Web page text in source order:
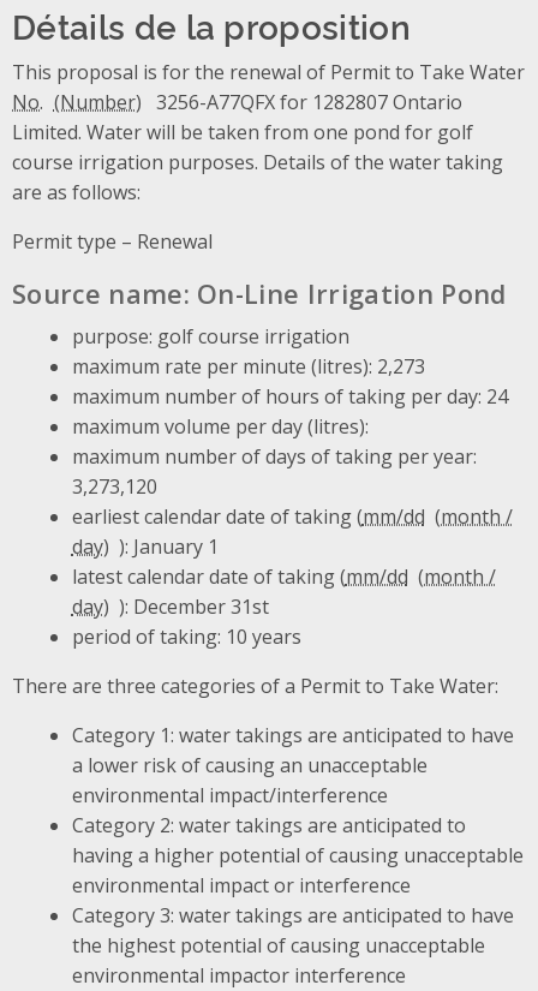
Détails de la proposition
This proposal is for the renewal of Permit to Take Water
No.
3256-A77QFX for 1282807 Ontario
Limited. Water will be taken from one pond for golf
course irrigation purposes. Details of the water taking
are as follows:
Permit type – Renewal
Source name: On-Line Irrigation Pond
purpose: golf course irrigation
maximum rate per minute (litres): 2,273
maximum number of hours of taking per day: 24
maximum volume per day (litres):
maximum number of days of taking per year:
3,273,120
earliest calendar date of taking (mm/dd
): January 1
latest calendar date of taking (mm/dd
): December 31st
period of taking: 10 years
There are three categories of a Permit to Take Water:
Category 1: water takings are anticipated to have
a lower risk of causing an unacceptable
environmental impact/interference
Category 2: water takings are anticipated to
having a higher potential of causing unacceptable
environmental impact or interference
Category 3: water takings are anticipated to have
the highest potential of causing unacceptable
environmental impactor interference